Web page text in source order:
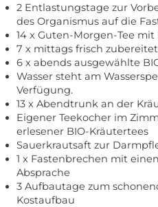
2 Entlastungstage zur
des Organismus auf die
14 x Guten-Morgen-Tee mit
7 x mittags frisch
6 x abends ausgewählte
Wasser steht am
Verfügung.
13 x Abendtrunk an der
Eigener Teekocher im
erlesener BIO-Kräutertees
Sauerkrautsaft zur
1 x Fastenbrechen mit
Absprache
3 Aufbautage zum
Kostaufbau